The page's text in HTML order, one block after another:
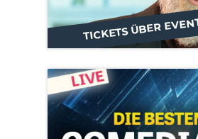
SHOW
TICKETS ÜBER